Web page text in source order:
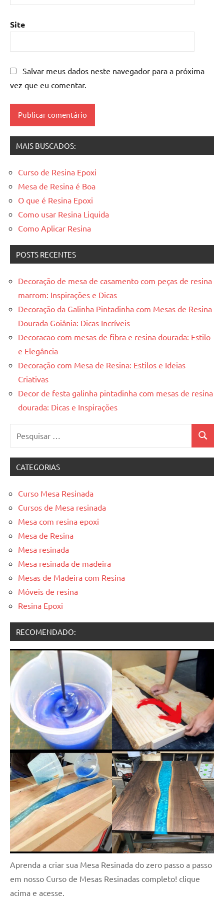
epoxi
mesa
de
mesas
resinadas
Site
Salvar meus dados neste navegador para a próxima
vez que eu comentar.
MAIS BUSCADOS:
Curso de Resina Epoxi
Mesa de Resina é Boa
O que é Resina Epoxi
Como usar Resina Liquida
Como Aplicar Resina
POSTS RECENTES
Decoração de mesa de casamento com peças de resina
marrom: Inspirações e Dicas
Decoração da Galinha Pintadinha com Mesas de Resina
Dourada Goiânia: Dicas Incríveis
Decoracao com mesas de fibra e resina dourada: Estilo
e Elegância
Decoração com Mesa de Resina: Estilos e Ideias
Criativas
Decor de festa galinha pintadinha com mesas de resina
dourada: Dicas e Inspirações
CATEGORIAS
Curso Mesa Resinada
Cursos de Mesa resinada
Mesa com resina epoxi
Mesa de Resina
Mesa resinada
Mesa resinada de madeira
Mesas de Madeira com Resina
Móveis de resina
Resina Epoxi
RECOMENDADO:
Aprenda a criar sua Mesa Resinada do zero passo a passo
em nosso Curso de Mesas Resinadas completo! clique
acima e acesse.